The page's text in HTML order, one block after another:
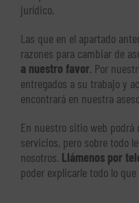
jurídico.
Las que en el apartado
razones para cambiar de
a nuestro favor. Por
entregados a su trabajo y
encontrará en nuestra
En nuestro sitio web podrá
servicios, pero sobre todo
nosotros. Llámenos por
poder explicarle todo lo